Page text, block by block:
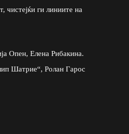
чистејќи ги линиите на
Опен, Елена Рибакина.
Шатрие“, Ролан Гарос